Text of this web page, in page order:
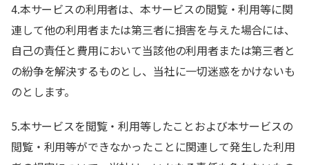
4.本サービスの利用者は、本サービスの閲覧・利用等に関
連して他の利用者または第三者に損害を与えた場合には、
自己の責任と費用において当該他の利用者または第三者と
の紛争を解決するものとし、当社に一切迷惑をかけないも
のとします。
5.本サービスを閲覧・利用等したことおよび本サービスの
閲覧・利用等ができなかったことに関連して発生した利用